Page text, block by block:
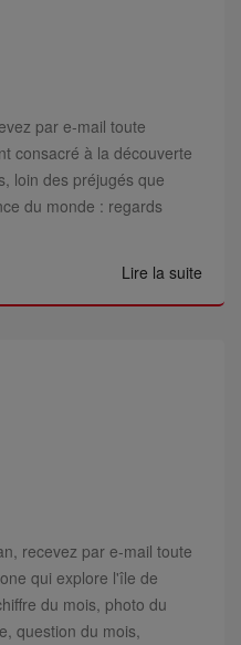
par e-mail toute
consacré à la découverte
loin des préjugés que
du monde : regards
Lire la suite
recevez par e-mail toute
qui explore l'île de
du mois, photo du
question du mois,